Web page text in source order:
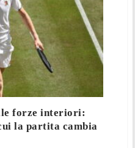
forze interiori:
la partita cambia